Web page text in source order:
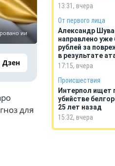
ии
Дзен
для
13:31, вчера
От первого лица
Александр
направлено
рублей за
в результате
17:15, вчера
Происшествия
Интерпол ищет
убийстве
25 лет назад
15:32, вчера